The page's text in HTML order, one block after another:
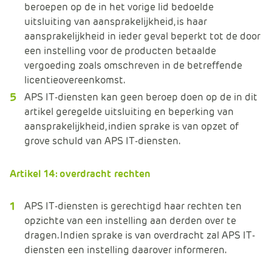
beroepen op de in het vorige lid bedoelde
uitsluiting van aansprakelijkheid, is haar
aansprakelijkheid in ieder geval beperkt tot de door
een instelling voor de producten betaalde
vergoeding zoals omschreven in de betreffende
licentieovereenkomst.
APS IT-diensten kan geen beroep doen op de in dit
artikel geregelde uitsluiting en beperking van
aansprakelijkheid, indien sprake is van opzet of
grove schuld van APS IT-diensten.
Artikel 14: overdracht rechten
APS IT-diensten is gerechtigd haar rechten ten
opzichte van een instelling aan derden over te
dragen. Indien sprake is van overdracht zal APS IT-
diensten een instelling daarover informeren.